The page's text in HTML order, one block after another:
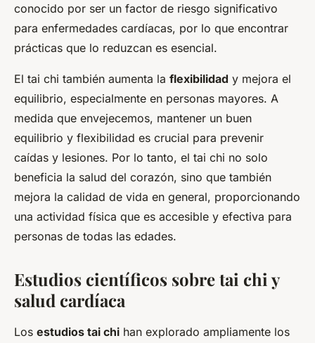
conocido por ser un factor de riesgo significativo
para enfermedades cardíacas, por lo que encontrar
prácticas que lo reduzcan es esencial.
El tai chi también aumenta la flexibilidad y mejora el
equilibrio, especialmente en personas mayores. A
medida que envejecemos, mantener un buen
equilibrio y flexibilidad es crucial para prevenir
caídas y lesiones. Por lo tanto, el tai chi no solo
beneficia la salud del corazón, sino que también
mejora la calidad de vida en general, proporcionando
una actividad física que es accesible y efectiva para
personas de todas las edades.
Estudios científicos sobre tai chi y
salud cardíaca
Los estudios tai chi han explorado ampliamente los